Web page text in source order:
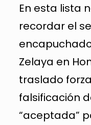
En esta lista
recordar el
Zelaya en
traslado
falsificación
“aceptada”